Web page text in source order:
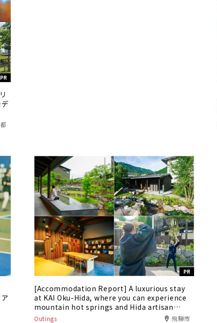
PR
PR
[Accommodation Report] A luxurious stay
at KAI Oku-Hida, where you can experience
mountain hot springs and Hida artisan
culture
Outings 飛騨市